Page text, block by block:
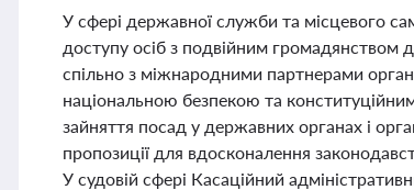
У сфері державної служби та місцевого
доступу осіб з подвійним громадянством
спільно з міжнародними партнерами
національною безпекою та
зайняття посад у державних органах і
пропозиції для вдосконалення
У судовій сфері Касаційний